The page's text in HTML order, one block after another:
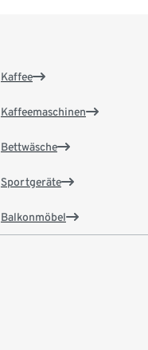
Kaffee
Kaffeemaschinen
Bettwäsche
Sportgeräte
Balkonmöbel